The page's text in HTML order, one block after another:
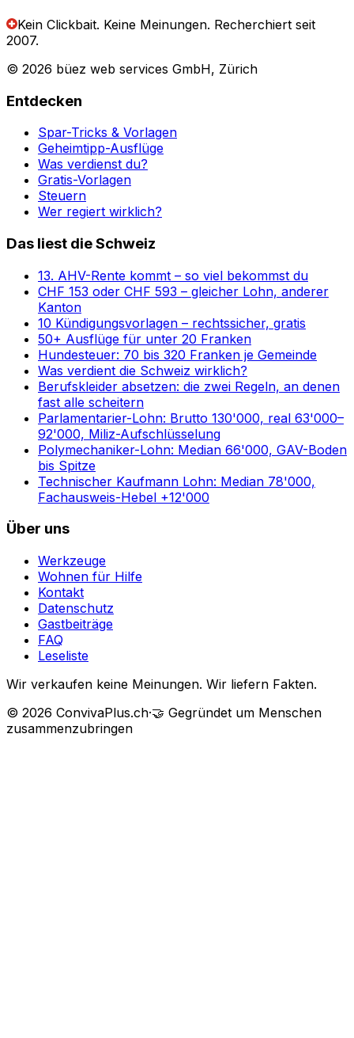
Kein Clickbait. Keine Meinungen. Recherchiert seit
2007.
© 2026 büez web services GmbH, Zürich
Entdecken
Spar-Tricks & Vorlagen
Geheimtipp-Ausflüge
Was verdienst du?
Gratis-Vorlagen
Steuern
Wer regiert wirklich?
Das liest die Schweiz
13. AHV-Rente kommt – so viel bekommst du
CHF 153 oder CHF 593 – gleicher Lohn, anderer
Kanton
10 Kündigungsvorlagen – rechtssicher, gratis
50+ Ausflüge für unter 20 Franken
Hundesteuer: 70 bis 320 Franken je Gemeinde
Was verdient die Schweiz wirklich?
Berufskleider absetzen: die zwei Regeln, an denen
fast alle scheitern
Parlamentarier-Lohn: Brutto 130'000, real 63'000–
92'000, Miliz-Aufschlüsselung
Polymechaniker-Lohn: Median 66'000, GAV-Boden
bis Spitze
Technischer Kaufmann Lohn: Median 78'000,
Fachausweis-Hebel +12'000
Über uns
Werkzeuge
Wohnen für Hilfe
Kontakt
Datenschutz
Gastbeiträge
FAQ
Leseliste
Wir verkaufen keine Meinungen. Wir liefern Fakten.
© 2026 ConvivaPlus.ch·🤝 Gegründet um Menschen
zusammenzubringen